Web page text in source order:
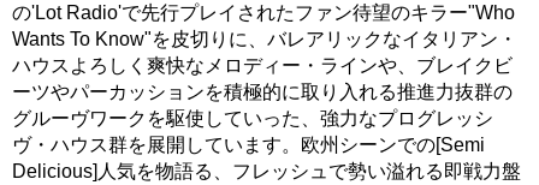
の'Lot Radio'で先行プレイされたファン待望のキラー"Who
Wants To Know"を皮切りに、バレアリックなイタリアン・
ハウスよろしく爽快なメロディー・ラインや、ブレイクビ
ーツやパーカッションを積極的に取り入れる推進力抜群の
グルーヴワークを駆使していった、強力なプログレッシ
ヴ・ハウス群を展開しています。欧州シーンでの[Semi
Delicious]人気を物語る、フレッシュで勢い溢れる即戦力盤